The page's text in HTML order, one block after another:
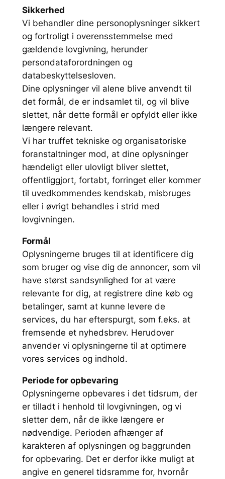
Sikkerhed
Vi behandler dine personoplysninger sikkert
og fortroligt i overensstemmelse med
gældende lovgivning, herunder
persondataforordningen og
databeskyttelsesloven.
Dine oplysninger vil alene blive anvendt til
det formål, de er indsamlet til, og vil blive
slettet, når dette formål er opfyldt eller ikke
længere relevant.
Vi har truffet tekniske og organisatoriske
foranstaltninger mod, at dine oplysninger
hændeligt eller ulovligt bliver slettet,
offentliggjort, fortabt, forringet eller kommer
til uvedkommendes kendskab, misbruges
eller i øvrigt behandles i strid med
lovgivningen.
Formål
Oplysningerne bruges til at identificere dig
som bruger og vise dig de annoncer, som vil
have størst sandsynlighed for at være
relevante for dig, at registrere dine køb og
betalinger, samt at kunne levere de
services, du har efterspurgt, som f.eks. at
fremsende et nyhedsbrev. Herudover
anvender vi oplysningerne til at optimere
vores services og indhold.
Periode for opbevaring
Oplysningerne opbevares i det tidsrum, der
er tilladt i henhold til lovgivningen, og vi
sletter dem, når de ikke længere er
nødvendige. Perioden afhænger af
karakteren af oplysningen og baggrunden
for opbevaring. Det er derfor ikke muligt at
angive en generel tidsramme for, hvornår